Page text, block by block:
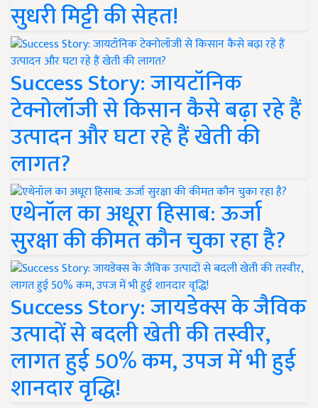
सुधरी मिट्टी की सेहत!
Success Story: जायटॉनिक
टेक्नोलॉजी से किसान कैसे बढ़ा रहे हैं
उत्पादन और घटा रहे हैं खेती की
लागत?
एथेनॉल का अधूरा हिसाब: ऊर्जा
सुरक्षा की कीमत कौन चुका रहा है?
Success Story: जायडेक्स के जैविक
उत्पादों से बदली खेती की तस्वीर,
लागत हुई 50% कम, उपज में भी हुई
शानदार वृद्धि!